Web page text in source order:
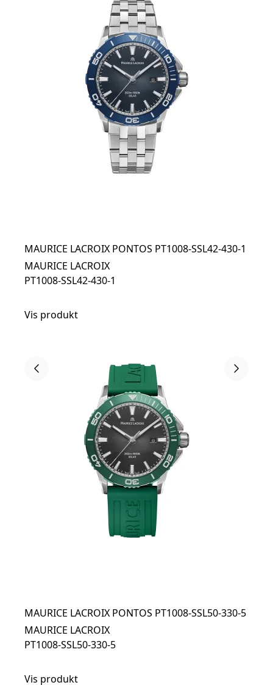
MAURICE LACROIX PONTOS PT1008-SSL42-430-1
MAURICE LACROIX
PT1008-SSL42-430-1
Vis produkt
MAURICE LACROIX PONTOS PT1008-SSL50-330-5
MAURICE LACROIX
PT1008-SSL50-330-5
Vis produkt